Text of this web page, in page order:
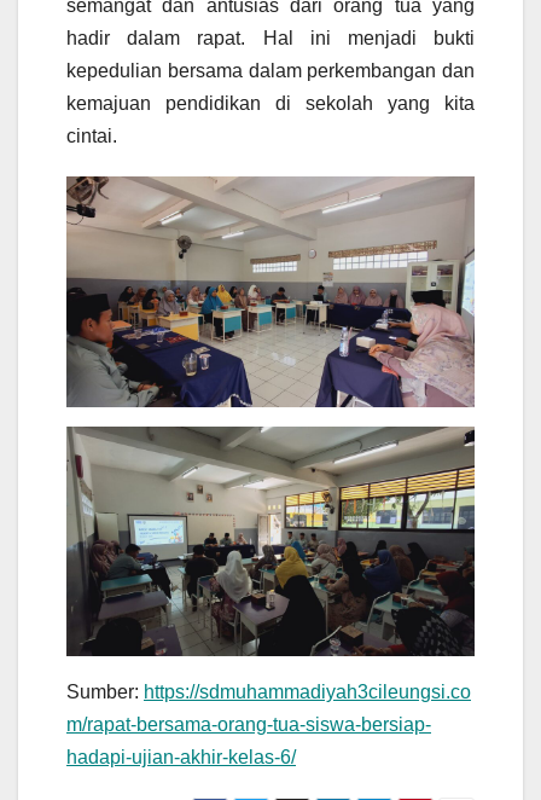
semangat dan antusias dari orang tua yang
hadir dalam rapat. Hal ini menjadi bukti
kepedulian bersama dalam perkembangan dan
kemajuan pendidikan di sekolah yang kita
cintai.
Sumber: https://sdmuhammadiyah3cileungsi.co
m/rapat-bersama-orang-tua-siswa-bersiap-
hadapi-ujian-akhir-kelas-6/